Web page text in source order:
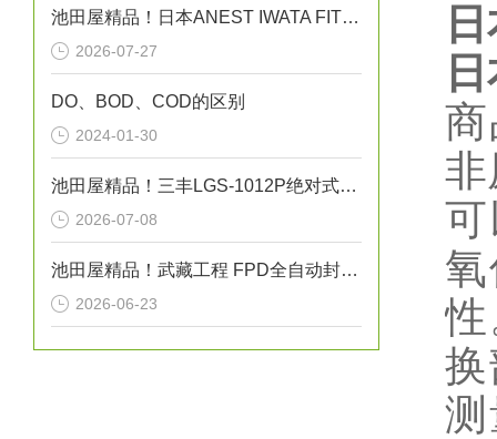
池田屋精品！日本ANEST IWATA FIT13032无油活塞式空压机
2026-07-27
DO、BOD、COD的区别
2024-01-30
池田屋精品！三丰LGS-1012P绝对式线性测量头技术参数
2026-07-08
池田屋精品！武藏工程 FPD全自动封条点胶机 MLC-6500 参数介绍
2026-06-23
非